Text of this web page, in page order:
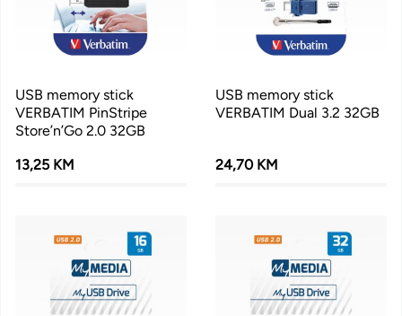
USB memory stick
VERBATIM PinStripe
Store’n’Go 2.0 32GB
13,25 KM
USB memory stick
VERBATIM Dual 3.2 32GB
24,70 KM